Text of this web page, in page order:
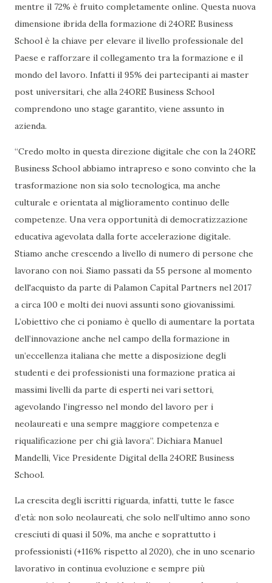
mentre il 72% è fruito completamente online. Questa nuova
dimensione ibrida della formazione di 24ORE Business
School è la chiave per elevare il livello professionale del
Paese e rafforzare il collegamento tra la formazione e il
mondo del lavoro. Infatti il 95% dei partecipanti ai master
post universitari, che alla 24ORE Business School
comprendono uno stage garantito, viene assunto in
azienda.
“Credo molto in questa direzione digitale che con la 24ORE
Business School abbiamo intrapreso e sono convinto che la
trasformazione non sia solo tecnologica, ma anche
culturale e orientata al miglioramento continuo delle
competenze. Una vera opportunità di democratizzazione
educativa agevolata dalla forte accelerazione digitale.
Stiamo anche crescendo a livello di numero di persone che
lavorano con noi. Siamo passati da 55 persone al momento
dell'acquisto da parte di Palamon Capital Partners nel 2017
a circa 100 e molti dei nuovi assunti sono giovanissimi.
L’obiettivo che ci poniamo è quello di aumentare la portata
dell’innovazione anche nel campo della formazione in
un’eccellenza italiana che mette a disposizione degli
studenti e dei professionisti una formazione pratica ai
massimi livelli da parte di esperti nei vari settori,
agevolando l’ingresso nel mondo del lavoro per i
neolaureati e una sempre maggiore competenza e
riqualificazione per chi già lavora”. Dichiara Manuel
Mandelli, Vice Presidente Digital della 24ORE Business
School.
La crescita degli iscritti riguarda, infatti, tutte le fasce
d’età: non solo neolaureati, che solo nell’ultimo anno sono
cresciuti di quasi il 50%, ma anche e soprattutto i
professionisti (+116% rispetto al 2020), che in uno scenario
lavorativo in continua evoluzione e sempre più